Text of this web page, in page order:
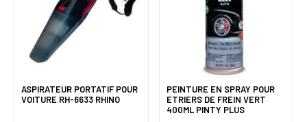
ASPIRATEUR PORTATIF POUR
VOITURE RH-6633 RHINO
PEINTURE EN SPRAY POUR
ETRIERS DE FREIN VERT
400ML PINTY PLUS